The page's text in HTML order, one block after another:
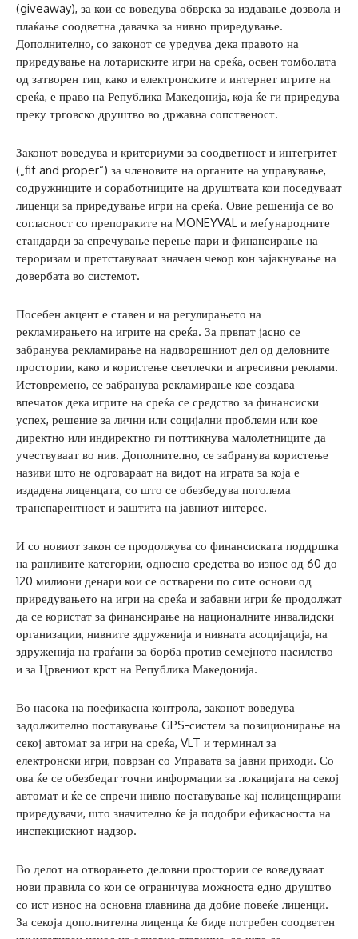
(giveaway), за кои се воведува обврска за издавање дозвола и
плаќање соодветна давачка за нивно приредување.
Дополнително, со законот се уредува дека правото на
приредување на лотариските игри на среќа, освен томболата
од затворен тип, како и електронските и интернет игрите на
среќа, е право на Република Македонија, која ќе ги приредува
преку трговско друштво во државна сопственост.
Законот воведува и критериуми за соодветност и интегритет
(„fit and proper“) за членовите на органите на управување,
содружниците и соработниците на друштвата кои поседуваат
лиценци за приредување игри на среќа. Овие решенија се во
согласност со препораките на MONEYVAL и меѓународните
стандарди за спречување перење пари и финансирање на
тероризам и претставуваат значаен чекор кон зајакнување на
довербата во системот.
Посебен акцент е ставен и на регулирањето на
рекламирањето на игрите на среќа. За првпат јасно се
забранува рекламирање на надворешниот дел од деловните
простории, како и користење светлечки и агресивни реклами.
Истовремено, се забранува рекламирање кое создава
впечаток дека игрите на среќа се средство за финансиски
успех, решение за лични или социјални проблеми или кое
директно или индиректно ги поттикнува малолетниците да
учествуваат во нив. Дополнително, се забранува користење
називи што не одговараат на видот на играта за која е
издадена лиценцата, со што се обезбедува поголема
транспарентност и заштита на јавниот интерес.
И со новиот закон се продолжува со финансиската поддршка
на ранливите категории, односно средства во износ од 60 до
120 милиони денари кои се остварени по сите основи од
приредувањето на игри на среќа и забавни игри ќе продолжат
да се користат за финансирање на националните инвалидски
организации, нивните здруженија и нивната асоцијација, на
здруженија на граѓани за борба против семејното насилство
и за Црвениот крст на Република Македонија.
Во насока на поефикасна контрола, законот воведува
задолжително поставување GPS-систем за позиционирање на
секој автомат за игри на среќа, VLT и терминал за
електронски игри, поврзан со Управата за јавни приходи. Со
ова ќе се обезбедат точни информации за локацијата на секој
автомат и ќе се спречи нивно поставување кај нелиценцирани
приредувачи, што значително ќе ја подобри ефикасноста на
инспекцискиот надзор.
Во делот на отворањето деловни простории се воведуваат
нови правила со кои се ограничува можноста едно друштво
со ист износ на основна главнина да добие повеќе лиценци.
За секоја дополнителна лиценца ќе биде потребен соодветен